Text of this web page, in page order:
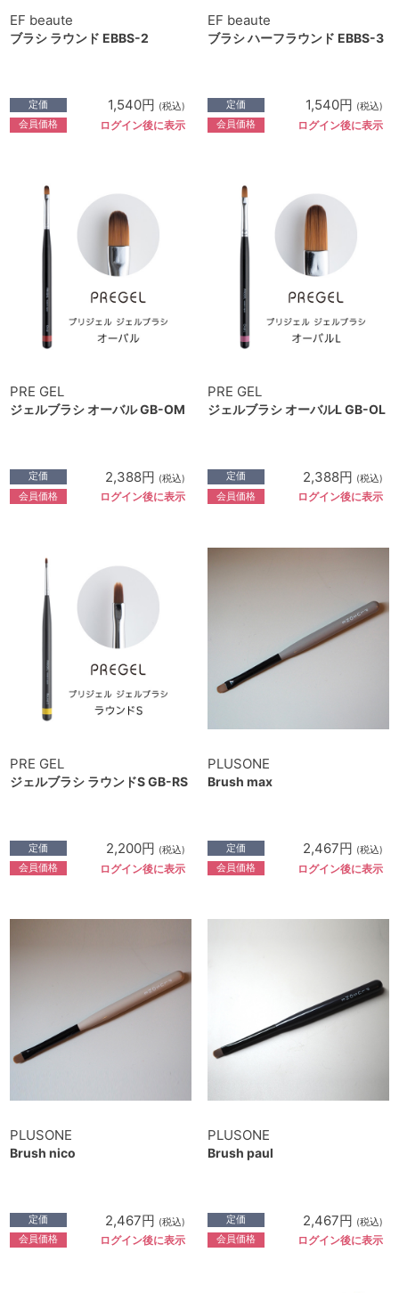
EF beaute
ブラシ ラウンド EBBS-2
定価 1,540円 (税込)
会員価格 ログイン後に表示
EF beaute
ブラシ ハーフラウンド EBBS-3
定価 1,540円 (税込)
会員価格 ログイン後に表示
PRE GEL
ジェルブラシ オーバル GB-OM
定価 2,388円 (税込)
会員価格 ログイン後に表示
PRE GEL
ジェルブラシ オーバルL GB-OL
定価 2,388円 (税込)
会員価格 ログイン後に表示
PRE GEL
ジェルブラシ ラウンドS GB-RS
定価 2,200円 (税込)
会員価格 ログイン後に表示
PLUSONE
Brush max
定価 2,467円 (税込)
会員価格 ログイン後に表示
PLUSONE
Brush nico
定価 2,467円 (税込)
会員価格 ログイン後に表示
PLUSONE
Brush paul
定価 2,467円 (税込)
会員価格 ログイン後に表示